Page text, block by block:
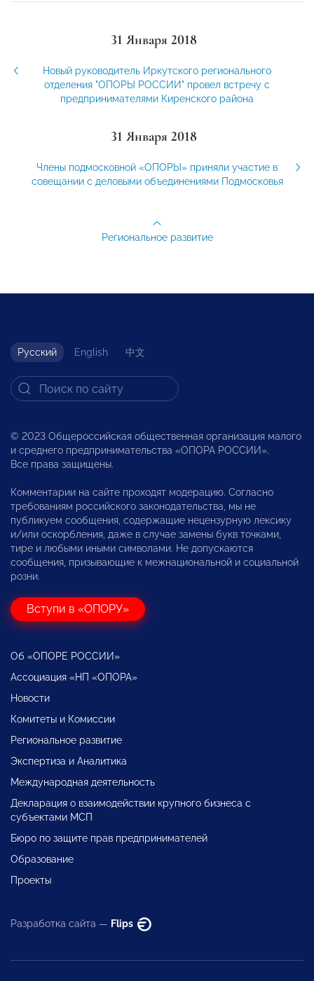
31 Января 2018
Новый руководитель Иркутского регионального
отделения "ОПОРЫ РОССИИ" провел встречу с
предпринимателями Киренского района
31 Января 2018
Члены подмосковной «ОПОРЫ» приняли участие в
совещании с деловыми объединениями Подмосковья
Региональное развитие
Русский English 中文
© 2023 Общероссийская общественная организация малого
и среднего предпринимательства «ОПОРА РОССИИ».
Все права защищены.
Комментарии на сайте проходят модерацию. Согласно
требованиям российского законодательства, мы не
публикуем сообщения, содержащие нецензурную лексику
и/или оскорбления, даже в случае замены букв точками,
тире и любыми иными символами. Не допускаются
сообщения, призывающие к межнациональной и социальной
розни.
Вступи в «ОПОРУ»
Об «ОПОРЕ РОССИИ»
Ассоциация «НП «ОПОРА»
Новости
Комитеты и Комиссии
Региональное развитие
Экспертиза и Аналитика
Международная деятельность
Декларация о взаимодействии крупного бизнеса с
субъектами МСП
Бюро по защите прав предпринимателей
Образование
Проекты
Разработка сайта — Flips